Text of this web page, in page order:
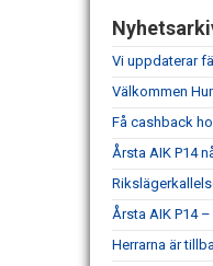
Vi uppdaterar
Välkommen
Få cashback
Årsta AIK P14
Årsta AIK P14
Herrarna är